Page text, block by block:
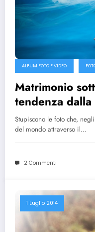
ALBUM FOTO E VIDEO
Matrimonio
tendenza dalla
Stupiscono le foto che,
del mondo attraverso il…
2 Commenti
1 Luglio 2014